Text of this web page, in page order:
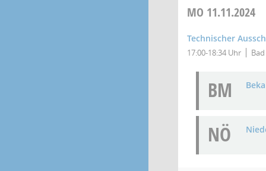
MO 11.11.2024
Technischer
17:00-18:34 Uhr
BM
NÖ